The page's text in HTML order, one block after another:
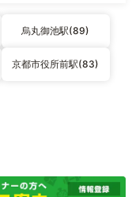
烏丸御池駅(89)
京都市役所前駅(83)